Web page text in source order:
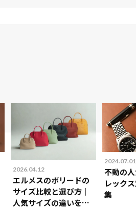
2026.04.12
エルメスのボリードの
サイズ比較と選び方｜
人気サイズの違いを解
2024.07.01
不動の
レック
集